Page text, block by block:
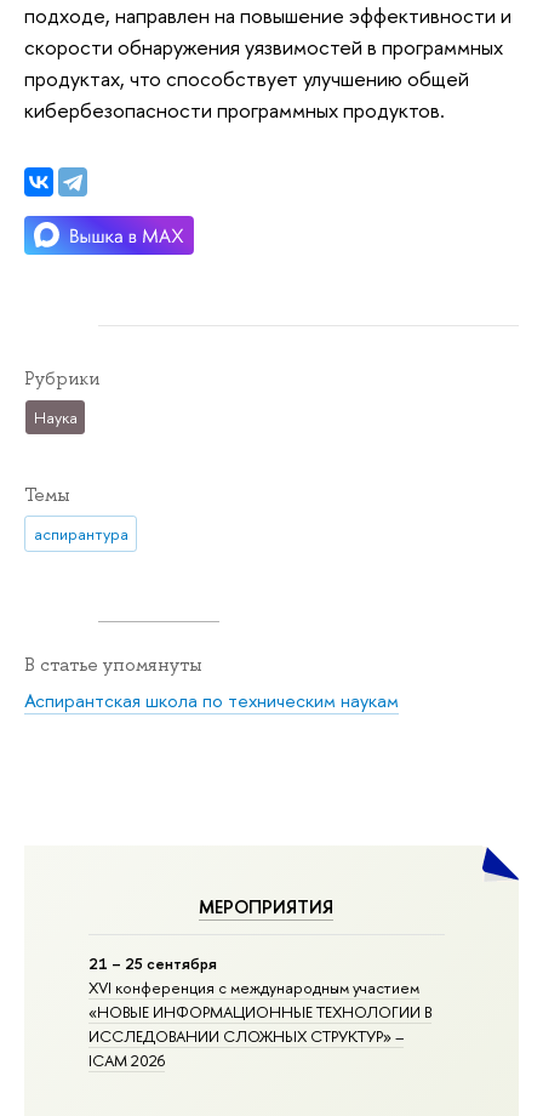
МЕРОПРИЯТИЯ
21 – 25 сентября
XVI конференция с международным участием
«НОВЫЕ ИНФОРМАЦИОННЫЕ ТЕХНОЛОГИИ В
ИССЛЕДОВАНИИ СЛОЖНЫХ СТРУКТУР» –
ICAM 2026
подходе, направлен на повышение эффективности и
скорости обнаружения уязвимостей в программных
продуктах, что способствует улучшению общей
кибербезопасности программных продуктов.
Рубрики
Наука
Темы
аспирантура
В статье упомянуты
Аспирантская школа по техническим наукам